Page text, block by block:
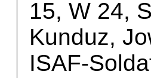
15, W 24,
Kunduz,
ISAF-